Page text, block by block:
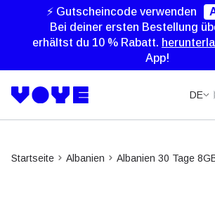
⚡ Gutscheincode verwenden
Bei deiner ersten Bestellung
erhältst du 10 % Rabatt.
App!
DE
Startseite Albanien Albanien 30 Tage